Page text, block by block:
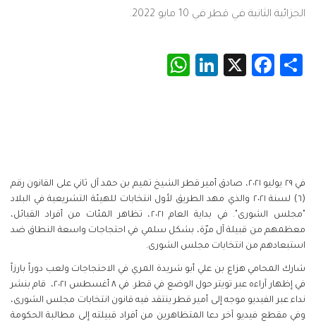
الجزائية الثانية في قطر في 10 مايو 2022.
Share
Facebook
X
LinkedIn
في ٢٩ يوليو ٢٠٢١، صادق أمير قطر الشيخ تميم بن حمد آل ثاني على القانون رقم
(٦) لسنة ٢٠٢١ والذي مهد الطريق لأول انتخابات للهيئة التشريعية في البلاد
"مجلس الشورى". في بداية العام ٢٠٢١، تظاهر المئات من أفراد القبائل،
معظمهم من قبيلة آل مرّة، بشكل سلمي في احتجاجات واسعة النطاق ضد
استبعادهم من انتخابات مجلس الشورى.
شارك المحامي هزاع بن علي أبو شريدة المري في الاحتجاجات ولعب دوراً بارزاً
في إظهار آراءه عبر تويتر حول الوضع في قطر. في ٨ أغسطس ٢٠٢١، قام بنشر
نداء عبر الفيديو موجه إلى أمير قطر ينتقد فيه قانون انتخابات مجلس الشورى،
وفي مقطع فيديو آخر دعا المتظاهرين من أفراد قبيلته إلى مطالبة الحكومة